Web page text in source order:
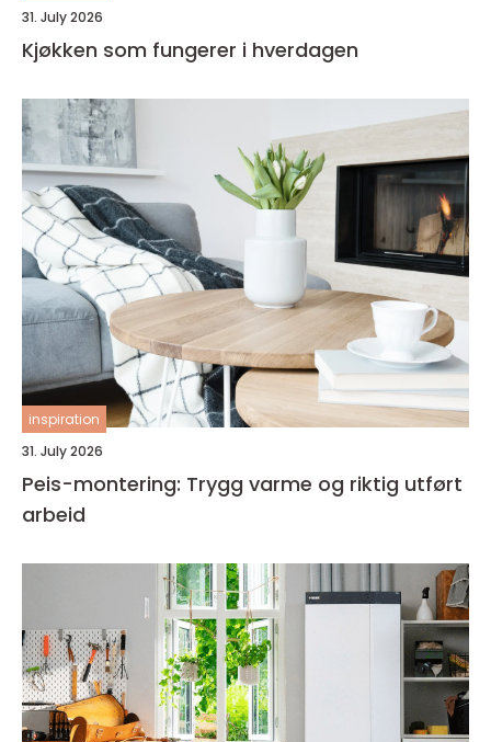
31. July 2026
Kjøkken som fungerer i hverdagen
inspiration
31. July 2026
Peis-montering: Trygg varme og riktig utført
arbeid